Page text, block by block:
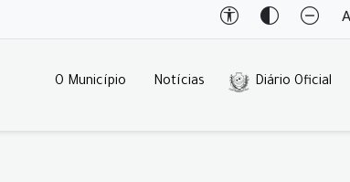
O Município Notícias Diário Oficial